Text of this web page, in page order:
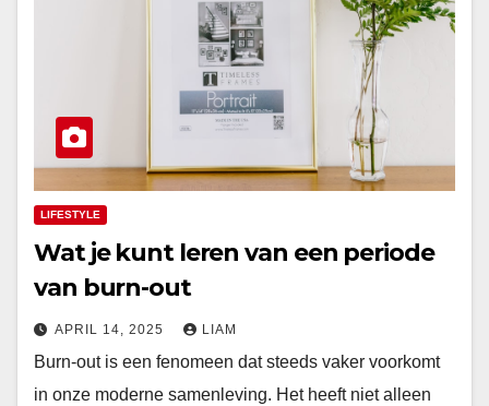
LIFESTYLE
Wat je kunt leren van een periode
van burn-out
APRIL 14, 2025 LIAM
Burn-out is een fenomeen dat steeds vaker voorkomt
in onze moderne samenleving. Het heeft niet alleen